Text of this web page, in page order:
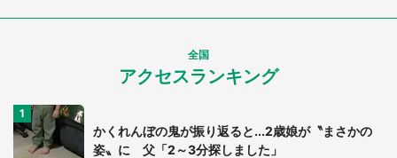
全国
アクセスランキング
かくれんぼの鬼が振り返ると...2歳娘が〝まさかの
姿〟に 父「2～3分探しました」